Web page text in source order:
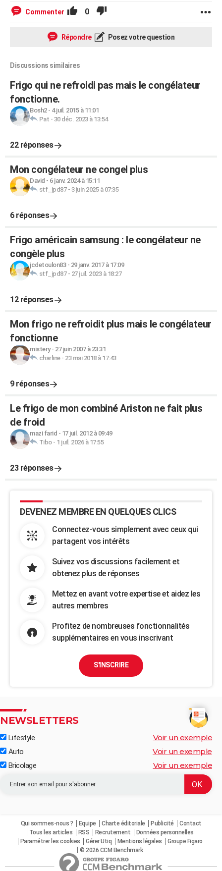
Commenter 0
Répondre Posez votre question
Discussions similaires
Frigo qui ne refroidi pas mais le congélateur
fonctionne.
Bosh2- 4 juil. 2015 à 11:01
Pat - 30 déc. 2023 à 13:54
22 réponses
Mon congélateur ne congel plus
David - 6 janv. 2024 à 15:11
stf_jpd87- 3 juin 2025 à 07:35
6 réponses
Frigo américain samsung : le congélateur ne
congèle plus
jcdetoulon83- 29 janv. 2017 à 17:09
stf_jpd87- 27 juil. 2023 à 18:27
12 réponses
Mon frigo ne refroidit plus mais le congélateur
fonctionne
mistery- 27 juin 2007 à 23:31
charline- 23 mai 2018 à 17:43
9 réponses
Le frigo de mon combiné Ariston ne fait plus
de froid
mazi farid - 17 juil. 2012 à 09:49
Tibo- 1 juil. 2026 à 17:55
23 réponses
DEVENEZ MEMBRE EN QUELQUES CLICS
Connectez-vous simplement avec ceux qui
partagent vos intérêts
Suivez vos discussions facilement et
obtenez plus de réponses
Mettez en avant votre expertise et aidez les
autres membres
Profitez de nombreuses fonctionnalités
supplémentaires en vous inscrivant
S'INSCRIRE
NEWSLETTERS
Lifestyle Voir un exemple
Auto Voir un exemple
Bricolage Voir un exemple
Qui sommes-nous ? Equipe Charte éditoriale Publicité
Contact
Tous les articles
RSS Recrutement
Données personnelles
Paramétrer les cookies
Gérer Utiq Mentions légales
Groupe Figaro
© 2026 CCM Benchmark